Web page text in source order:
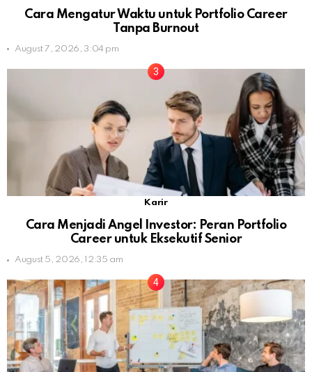
Cara Mengatur Waktu untuk Portfolio Career
Tanpa Burnout
August 7, 2026, 3:04 pm
Karir
Cara Menjadi Angel Investor: Peran Portfolio
Career untuk Eksekutif Senior
August 5, 2026, 12:35 am